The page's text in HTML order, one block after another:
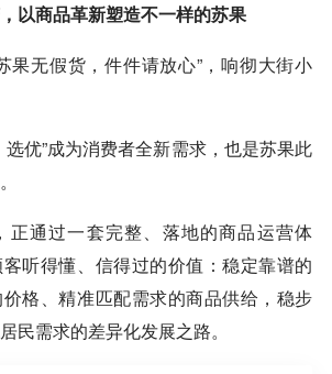
以商品革新塑造不一样的苏果
果无假货，件件请放心”，响彻大街小
选优”成为消费者全新需求，也是苏果此
正通过一套完整、落地的商品运营体
听得懂、信得过的价值：稳定靠谱的
格、精准匹配需求的商品供给，稳步
民需求的差异化发展之路。